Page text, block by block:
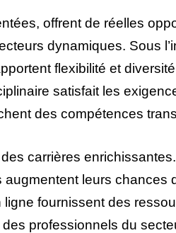
offrent de réelles
dynamiques. Sous
flexibilité et
satisfait les
des compétences
des carrières
leurs chances
fournissent des
professionnels du